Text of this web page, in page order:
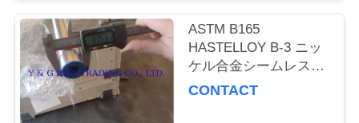
理
私
達
ASTM B165
HASTELLOY B-3 ニッ
ケル合金シームレスチ
ューブ 100% エディス
CONTACT